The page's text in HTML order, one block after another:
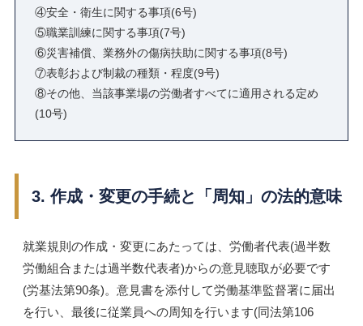
④安全・衛生に関する事項(6号)
⑤職業訓練に関する事項(7号)
⑥災害補償、業務外の傷病扶助に関する事項(8号)
⑦表彰および制裁の種類・程度(9号)
⑧その他、当該事業場の労働者すべてに適用される定め
(10号)
3. 作成・変更の手続と「周知」の法的意味
就業規則の作成・変更にあたっては、労働者代表(過半数
労働組合または過半数代表者)からの意見聴取が必要です
(労基法第90条)。意見書を添付して労働基準監督署に届出
を行い、最後に従業員への周知を行います(同法第106